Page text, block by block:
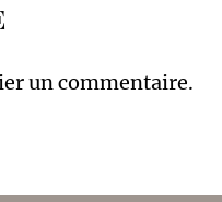
un commentaire.